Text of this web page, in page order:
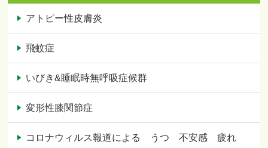
アトピー性皮膚炎
飛蚊症
いびき&睡眠時無呼吸症候群
変形性膝関節症
コロナウィルス報道による うつ 不安感 疲れ